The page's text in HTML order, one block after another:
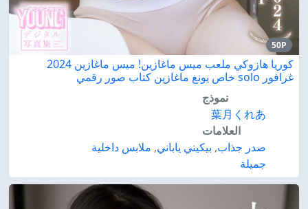
50P
كوريا هازوكي ملعب ميس ماغازين! ميس ماغازين 2024
غرافور solo خاص يونغ ماغازين كتاب صور رقمي
نموذج
葉月くれあ
العلامات
صدر جذاب, بيكيني ياباني, ملابس داخلية
جميلة